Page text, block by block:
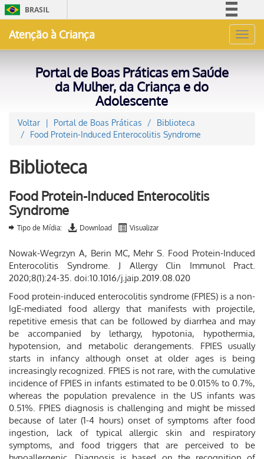
BRASIL
Acesso à informação
Atenção à Criança
Portal de Boas Práticas em Saúde
da Mulher, da Criança e do
Adolescente
Voltar Portal de Boas Práticas
Biblioteca
Food Protein-Induced Enterocolitis Syndrome
Biblioteca
Food Protein-Induced Enterocolitis
Syndrome
Tipo de Mídia: Download Visualizar
Nowak-Wegrzyn A, Berin MC, Mehr S. Food Protein-Induced
Enterocolitis Syndrome. J Allergy Clin Immunol Pract.
2020;8(1):24-35. doi:10.1016/j.jaip.2019.08.020
Food protein-induced enterocolitis syndrome (FPIES) is a non-
IgE-mediated food allergy that manifests with projectile,
repetitive emesis that can be followed by diarrhea and may
be accompanied by lethargy, hypotonia, hypothermia,
hypotension, and metabolic derangements. FPIES usually
starts in infancy although onset at older ages is being
increasingly recognized. FPIES is not rare, with the cumulative
incidence of FPIES in infants estimated to be 0.015% to 0.7%,
whereas the population prevalence in the US infants was
0.51%. FPIES diagnosis is challenging and might be missed
because of later (1-4 hours) onset of symptoms after food
ingestion, lack of typical allergic skin and respiratory
symptoms, and food triggers that are perceived to be